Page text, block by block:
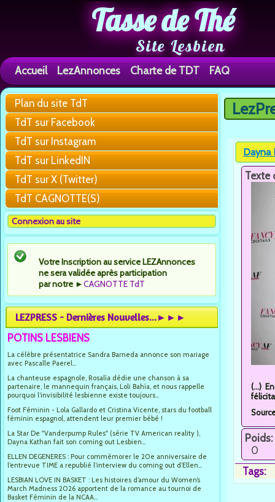
Tasse de Thé
Site Lesbien
Accueil LezAnnonces Charte de TDT FAQ
Plan du site TdT
TdT sur Facebook
TdT sur Instagram
TdT sur LinkedIN
TdT sur X (Twitter)
TdT CAGNOTTE(S)
Connexion au site
Votre Inscription au service LEZAnnonces
ne sera validée après participation
par notre ►CAGNOTTE TdT
LEZPRESS - Dernières Nouvelles...►►►
POTINS LESBIENS
La célèbre présentatrice Sandra Barneda annonce son mariage
avec Pascalle Paerel...
La chanteuse espagnole, Rosalía dédie une chanson à sa
partenaire, le mannequin français, Loli Bahía, et nous rappelle
pourquoi l’invisibilité lesbienne existe toujours...
Foot Féminin - Lola Gallardo et Cristina Vicente, stars du football
féminin espagnol, attendent leur premier bébé !
La Star De "Vanderpump Rules" (série TV American reality ),
Dayna Kathan fait son coming out Lesbien...
ELLEN DEGENERES : Pour commémorer le 20e anniversaire de
l’entrevue TIME a republié l’interview du coming out d’Ellen...
LESBIAN LOVE IN BASKET : Les histoires d’amour du Women’s
March Madness 2026 apportent de la romance au tournoi de
Basket Féminin de la NCAA...
Vous
Dayna
Texte
(...)
Poids:
0
Tags: